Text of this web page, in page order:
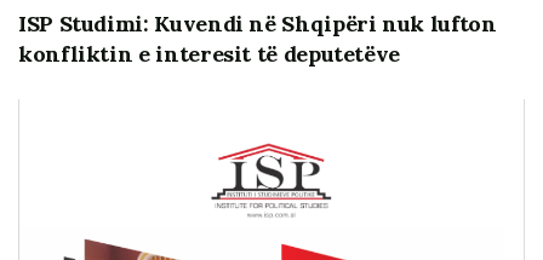
SHBA në Tiranë. Opinionet, gjetjet, konkluzionet dhe
rekomandimet e shprehura janë të ISP-së dhe nuk
ISP Studimi: Kuvendi në Shqipëri nuk lufton
konfliktin e interesit të deputetëve